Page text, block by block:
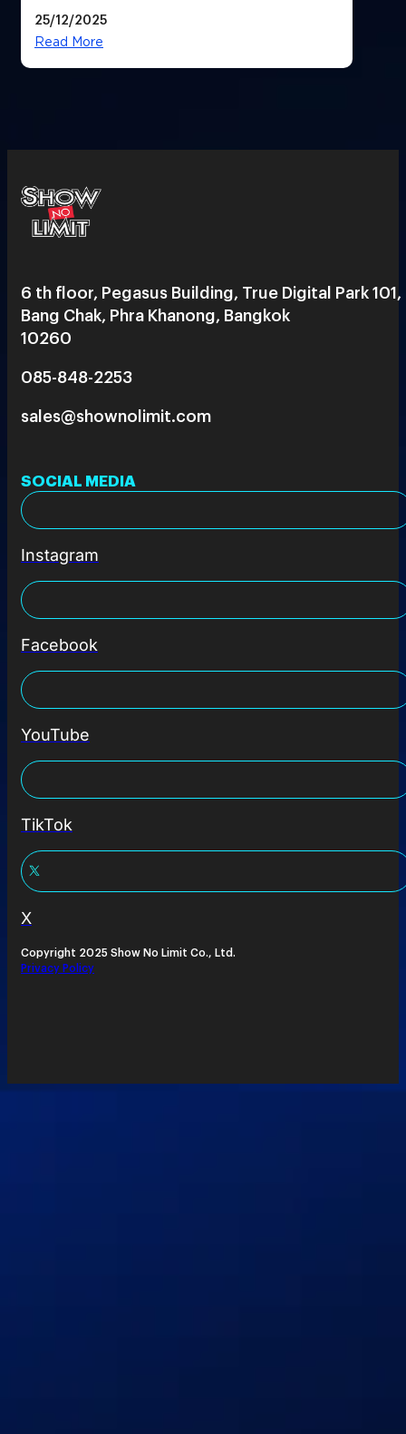
25/12/2025
Read More
6 th floor, Pegasus Building, True Digital Park 101,
Bang Chak, Phra Khanong, Bangkok
10260
085-848-2253
sales@shownolimit.com
SOCIAL MEDIA
Instagram
Facebook
YouTube
TikTok
X
Copyright 2025 Show No Limit Co., Ltd.
Privacy Policy